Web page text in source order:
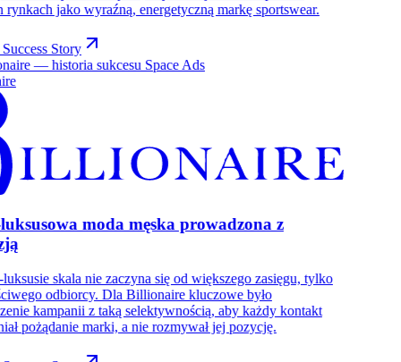
rynkach jako wyraźną, energetyczną markę sportswear.
Story
moda męska prowadzona z
skala nie zaczyna się od większego zasięgu, tylko
odbiorcy. Dla Billionaire kluczowe było
kampanii z taką selektywnością, aby każdy kontakt
pożądanie marki, a nie rozmywał jej pozycję.